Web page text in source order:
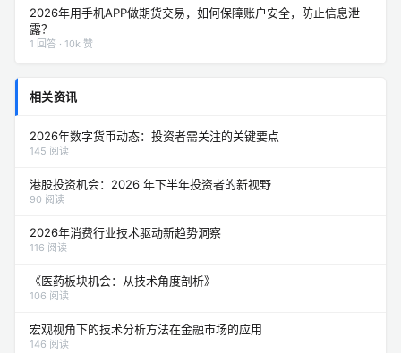
2026年用手机APP做期货交易，如何保障账户安全，防止信息泄
露？
1 回答 · 10k 赞
相关资讯
2026年数字货币动态：投资者需关注的关键要点
145 阅读
港股投资机会：2026 年下半年投资者的新视野
90 阅读
2026年消费行业技术驱动新趋势洞察
116 阅读
《医药板块机会：从技术角度剖析》
106 阅读
宏观视角下的技术分析方法在金融市场的应用
146 阅读